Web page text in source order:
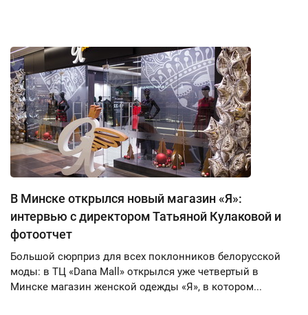
В Минске открылся новый магазин «Я»:
интервью с директором Татьяной Кулаковой и
фотоотчет
Большой сюрприз для всех поклонников белорусской
моды: в ТЦ «Dana Mall» открылся уже четвертый в
Минске магазин женской одежды «Я», в котором...